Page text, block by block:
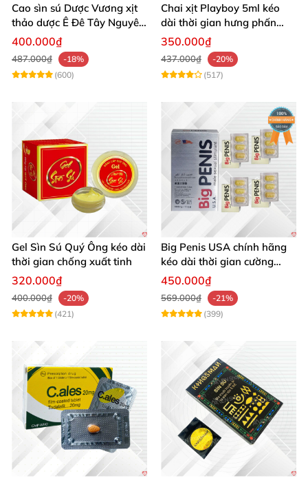
Cao sìn sú Dược Vương xịt
thảo dược Ê Đê Tây Nguyên
chuẩn chính hãng kích thích
400.000₫
487.000₫
-18%
(600)
Chai xịt Playboy 5ml kéo
dài thời gian hưng phấn
mạnh mẽ
350.000₫
437.000₫
-20%
(517)
Gel Sìn Sú Quý Ông kéo dài
thời gian chống xuất tinh
320.000₫
400.000₫
-20%
(421)
Big Penis USA chính hãng
kéo dài thời gian cường
dương chống xuất tinh sớm
hộp 12 viên
450.000₫
569.000₫
-21%
(399)